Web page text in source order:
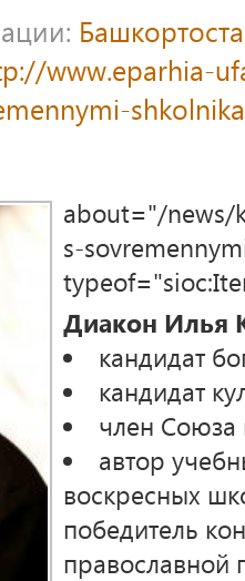
www.eparhia-
about="/news/
s-
Диакон Илья
кандидат
кандидат
член Союза
автор
воскресных
победитель
православной